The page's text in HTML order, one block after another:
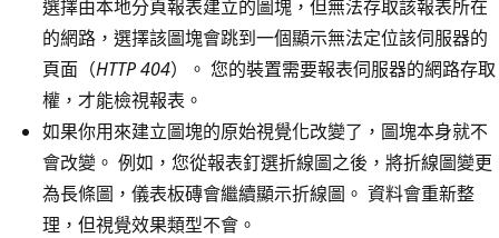
選擇由本地分頁報表建立的圖塊，但無法存取該報表所在
的網路，選擇該圖塊會跳到一個顯示無法定位該伺服器的
頁面（HTTP 404）。 您的裝置需要報表伺服器的網路存取
權，才能檢視報表。
如果你用來建立圖塊的原始視覺化改變了，圖塊本身就不
會改變。 例如，您從報表釘選折線圖之後，將折線圖變更
為長條圖，儀表板磚會繼續顯示折線圖。 資料會重新整
理，但視覺效果類型不會。